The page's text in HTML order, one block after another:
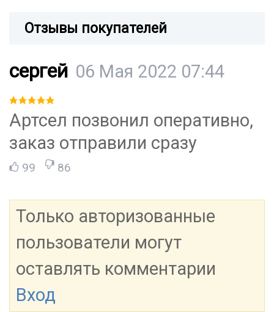
Отзывы покупателей
сергей 06 Мая 2022 07:44
Артсел позвонил оперативно,
заказ отправили сразу
99 86
Только авторизованные
пользователи могут
оставлять комментарии
Вход